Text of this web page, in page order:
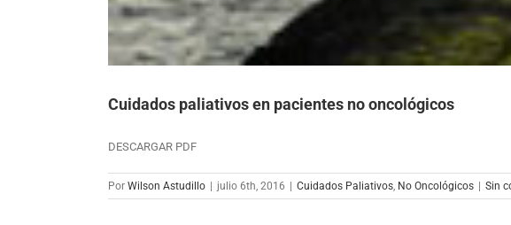
Cuidados paliativos en pacientes no oncológicos
DESCARGAR PDF
Por Wilson Astudillo | julio 6th, 2016 | Cuidados Paliativos No Oncológicos | Sin